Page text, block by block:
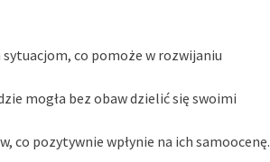
co pomoże w rozwijaniu
mogła bez obaw dzielić się swoimi
co pozytywnie wpłynie na ich samoocenę.